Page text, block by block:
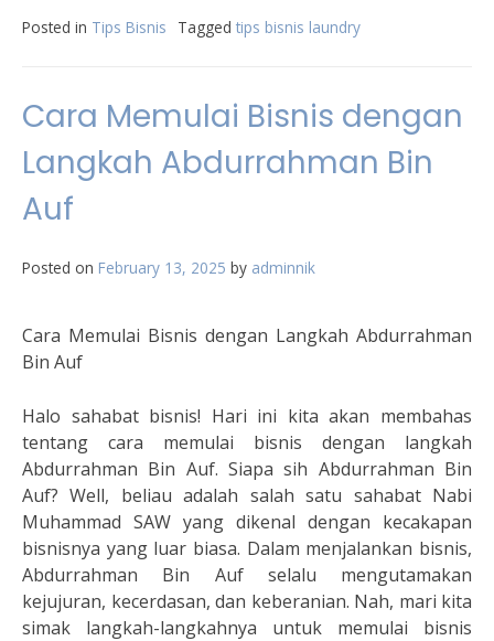
Posted in Tips Bisnis Tagged tips bisnis laundry
Cara Memulai Bisnis dengan
Langkah Abdurrahman Bin
Auf
Posted on February 13, 2025 by adminnik
Cara Memulai Bisnis dengan Langkah Abdurrahman
Bin Auf
Halo sahabat bisnis! Hari ini kita akan membahas
tentang cara memulai bisnis dengan langkah
Abdurrahman Bin Auf. Siapa sih Abdurrahman Bin
Auf? Well, beliau adalah salah satu sahabat Nabi
Muhammad SAW yang dikenal dengan kecakapan
bisnisnya yang luar biasa. Dalam menjalankan bisnis,
Abdurrahman Bin Auf selalu mengutamakan
kejujuran, kecerdasan, dan keberanian. Nah, mari kita
simak langkah-langkahnya untuk memulai bisnis